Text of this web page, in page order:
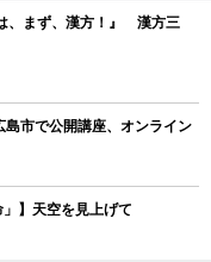
、まず、漢方！』 漢方三
市で公開講座、オンライン
】天空を見上げて